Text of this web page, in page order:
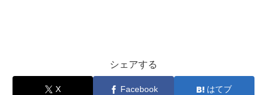
シェアする
X Facebook はてブ